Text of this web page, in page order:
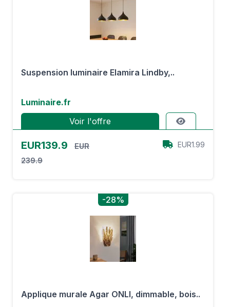
Suspension luminaire Elamira Lindby,..
Luminaire.fr
Voir l'offre
EUR139.9
EUR
239.9
EUR1.99
-28%
Applique murale Agar ONLI, dimmable, bois..